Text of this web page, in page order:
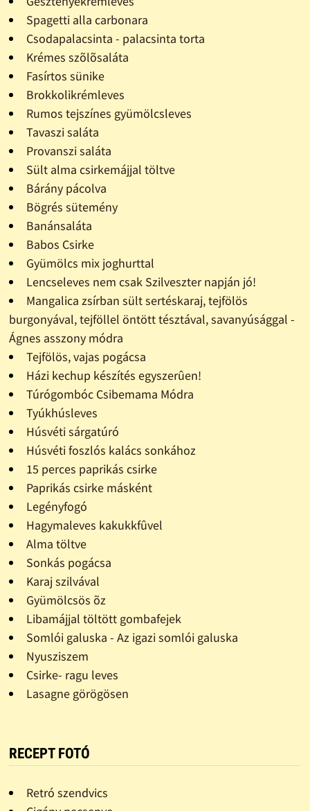
Spagetti alla carbonara
Csodapalacsinta - palacsinta torta
Krémes szõlõsaláta
Fasírtos sünike
Brokkolikrémleves
Rumos tejszínes gyümölcsleves
Tavaszi saláta
Provanszi saláta
Sült alma csirkemájjal töltve
Bárány pácolva
Bögrés sütemény
Banánsaláta
Babos Csirke
Gyümölcs mix joghurttal
Lencseleves nem csak Szilveszter napján jó!
Mangalica zsírban sült sertéskaraj, tejfölös
burgonyával, tejföllel öntött tésztával, savanyúsággal -
Ágnes asszony módra
Tejfölös, vajas pogácsa
Házi kechup készítés egyszerûen!
Túrógombóc Csibemama Módra
Tyúkhúsleves
Húsvéti sárgatúró
Húsvéti foszlós kalács sonkához
15 perces paprikás csirke
Paprikás csirke másként
Legényfogó
Hagymaleves kakukkfûvel
Alma töltve
Sonkás pogácsa
Karaj szilvával
Gyümölcsös õz
Libamájjal töltött gombafejek
Somlói galuska - Az igazi somlói galuska
Nyusziszem
Csirke- ragu leves
Lasagne görögösen
RECEPT FOTÓ
Retró szendvics